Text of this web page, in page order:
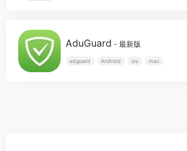
AduGuard - 最新版
adguard Android ios mac